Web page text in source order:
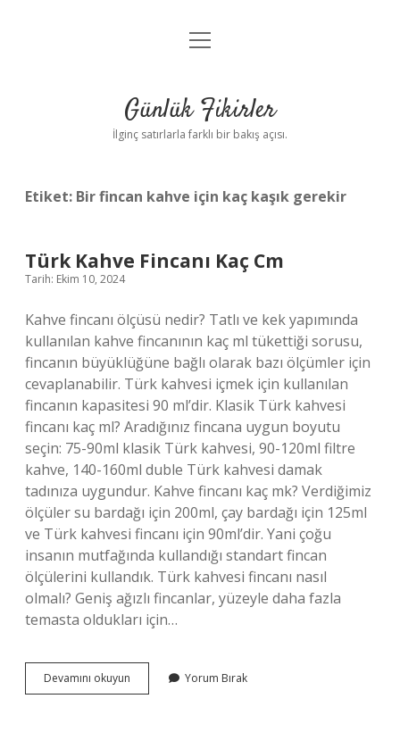
Anasayfa
Yasal Uyarı
menüyü
Günlük Fikirler
İlginç satırlarla farklı bir bakış açısı.
Etiket: Bir fincan kahve için kaç kaşık gerekir
Türk Kahve Fincanı Kaç Cm
Tarih: Ekim 10, 2024
Kahve fincanı ölçüsü nedir? Tatlı ve kek yapımında
kullanılan kahve fincanının kaç ml tükettiği sorusu,
fincanın büyüklüğüne bağlı olarak bazı ölçümler için
cevaplanabilir. Türk kahvesi içmek için kullanılan
fincanın kapasitesi 90 ml’dir. Klasik Türk kahvesi
fincanı kaç ml? Aradığınız fincana uygun boyutu
seçin: 75-90ml klasik Türk kahvesi, 90-120ml filtre
kahve, 140-160ml duble Türk kahvesi damak
tadınıza uygundur. Kahve fincanı kaç mk? Verdiğimiz
ölçüler su bardağı için 200ml, çay bardağı için 125ml
ve Türk kahvesi fincanı için 90ml’dir. Yani çoğu
insanın mutfağında kullandığı standart fincan
ölçülerini kullandık. Türk kahvesi fincanı nasıl
olmalı? Geniş ağızlı fincanlar, yüzeyle daha fazla
temasta oldukları için…
Devamını okuyun
Kahve
Yorum Bırak